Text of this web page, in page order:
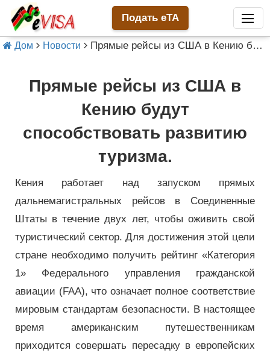
Подать eTA
Дом Новости Прямые рейсы из США в Кению будут способствовать развитию туризма.
Прямые рейсы из США в
Кению будут
способствовать развитию
туризма.
Кения работает над запуском прямых
дальнемагистральных рейсов в Соединенные
Штаты в течение двух лет, чтобы оживить свой
туристический сектор. Для достижения этой цели
стране необходимо получить рейтинг «Категория
1» Федерального управления гражданской
авиации (FAA), что означает полное соответствие
мировым стандартам безопасности. В настоящее
время американским путешественникам
приходится совершать пересадку в европейских